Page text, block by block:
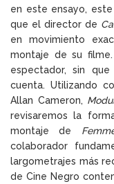
en este ensayo,
que el director de
en movimiento
montaje de su
espectador, sin
cuenta. Utilizando
Allan Cameron,
revisaremos la
montaje de
colaborador
largometrajes más
de Cine Negro